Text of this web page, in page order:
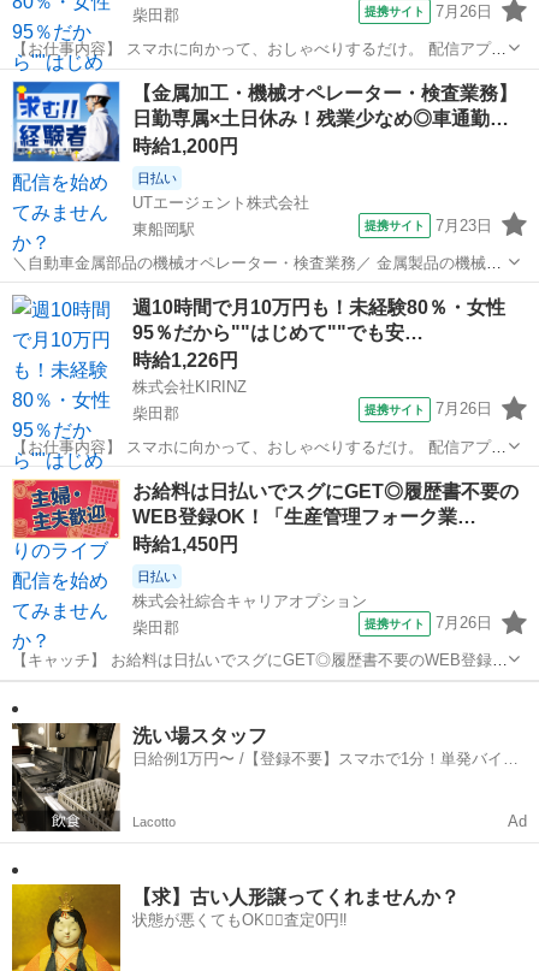
柴田郡
提携サイト 7月26日
【お仕事内容】 スマホに向かって、おしゃべりするだけ。 配信アプリ
（17LIVE／Pococha／IRIAM など）でライブ配信するお仕事です。
——————————— 配信内容はぜんぶ自由
——————————— ・今日...
宮城 柴田郡 イベントスタッフ
【金属加工・機械オペレーター・検査業務】
日勤専属×土日休み！残業少なめ◎車通勤…
時給1,200円
日払い
UTエージェント株式会社
東船岡駅
提携サイト 7月23日
＼自動車金属部品の機械オペレーター・検査業務／ 金属製品の機械オ
ペレーター、 検査経験を活かせるお仕事です◎ ☆人気の軽作業☆ モ
クモクと作業に打ち込みたい方にオススメです 自分のペースで作業で
きるのも人気！ ＜具体的...
宮城 柴田郡 東船岡駅 工場
週10時間で月10万円も！未経験80％・女性
95％だから""はじめて""でも安…
時給1,226円
株式会社KIRINZ
柴田郡
提携サイト 7月26日
【お仕事内容】 スマホに向かって、おしゃべりするだけ。 配信アプリ
（17LIVE／Pococha／IRIAM など）でライブ配信するお仕事です。
——————————— 配信内容はぜんぶ自由
——————————— ・今日...
宮城 柴田郡 イベントスタッフ
お給料は日払いでスグにGET◎履歴書不要の
WEB登録OK！「生産管理フォーク業…
時給1,450円
日払い
株式会社綜合キャリアオプション
柴田郡
提携サイト 7月26日
【キャッチ】 お給料は日払いでスグにGET◎履歴書不要のWEB登録
OK！「生産管理フォーク業務」高時給1450円！大河原(宮城)周辺！20
代～40代のスタッフが多数活躍中★ 【コメント】 ＼大手人材派遣会社
で働きませんか♪...洗い場スタッフ
日給例1万円〜 /【登録不要】スマホで1分！単発バイト
Lacotto Ad
【求】古い人形譲ってくれませんか？
状態が悪くてもOK🙆‍♀️査定0円‼️